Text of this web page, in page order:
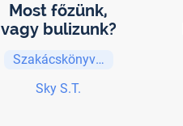
Most főzünk,
vagy bulizunk?
Szakácskönyvek
Sky S.T.